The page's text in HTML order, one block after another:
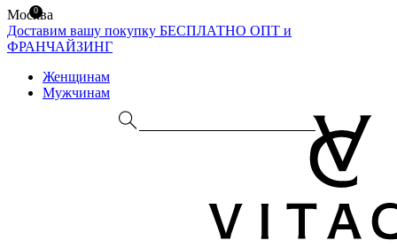
Москва
Доставим вашу покупку БЕСПЛАТНО ОПТ и
ФРАНЧАЙЗИНГ
Женщинам
Мужчинам
0